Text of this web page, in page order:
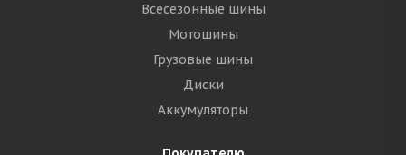
Всесезонные шины
Мотошины
Грузовые шины
Диски
Аккумуляторы